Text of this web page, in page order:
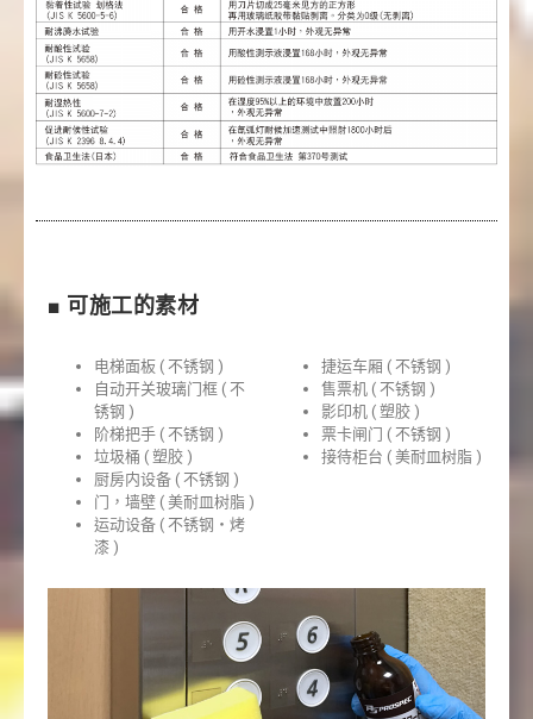
■ 可施工的素材
电梯面板 ( 不锈钢 )
自动开关玻璃门框 ( 不
锈钢 )
阶梯把手 ( 不锈钢 )
垃圾桶 ( 塑胶 )
厨房内设备 ( 不锈钢 )
门，墙壁 ( 美耐皿树脂 )
运动设备 ( 不锈钢‧烤
漆 )
捷运车厢 ( 不锈钢 )
售票机 ( 不锈钢 )
影印机 ( 塑胶 )
票卡闸门 ( 不锈钢 )
接待柜台 ( 美耐皿树脂 )